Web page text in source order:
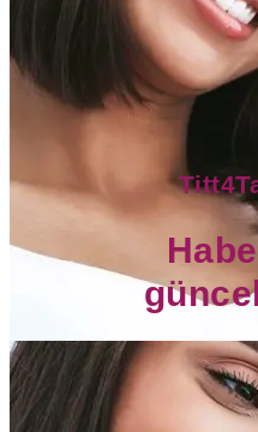
Italiano
Русский
Hemen
ücretsiz
başla